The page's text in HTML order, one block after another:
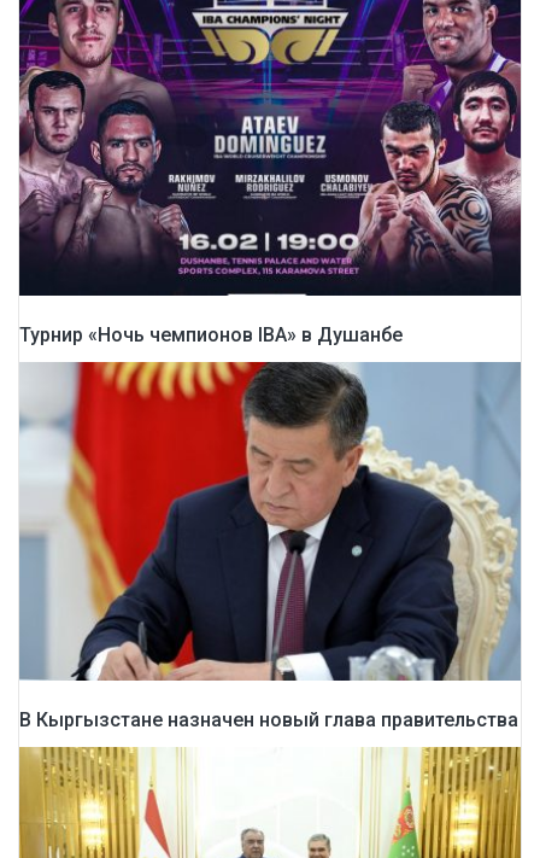
Турнир «Ночь чемпионов IBA» в Душанбе
В Кыргызстане назначен новый глава правительства